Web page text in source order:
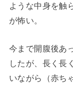
ような中身を触
が怖い。
今まで開腹後あ
したが、長く長
いながら（赤ち